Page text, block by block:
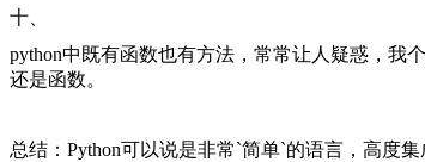
十、
python中既有函数也有方法，常常让人疑惑，我
还是函数。
总结：Python可以说是非常`简单`的语言，高度